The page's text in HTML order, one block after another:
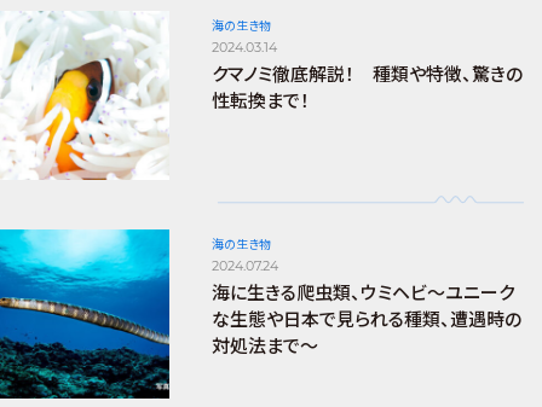
海の生き物
2024.03.14
クマノミ徹底解説！ 種類や特徴、驚きの
性転換まで！
海の生き物
2024.07.24
海に生きる爬虫類、ウミヘビ～ユニーク
な生態や日本で見られる種類、遭遇時の
対処法まで～